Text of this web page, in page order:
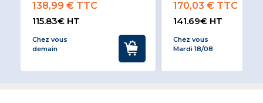
138,99 € TTC
115.83€ HT
Chez vous
demain
170,03 € TTC
141.69€ HT
Chez vous
Mardi 18/08